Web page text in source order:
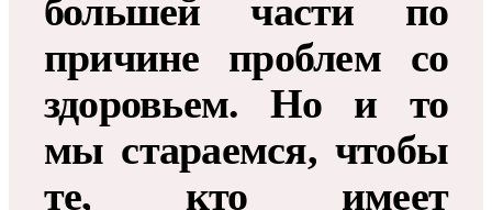
большей части по
причине проблем со
здоровьем. Но и то
мы стараемся, чтобы
те, кто имеет